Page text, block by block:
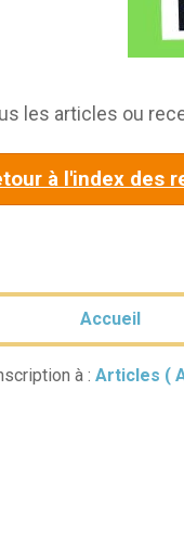
les articles ou
à l'index des
Accueil
à :Articles (